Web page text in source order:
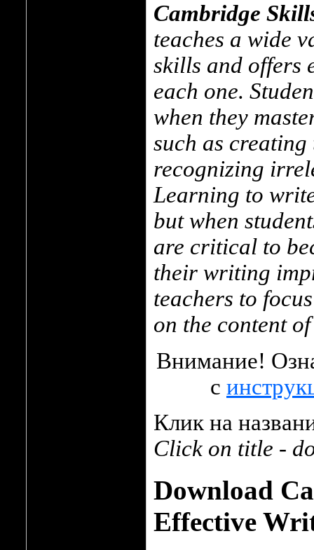
Cambridge
teaches a wide
skills and offers
each one.
when they
such as creating
recognizing
Learning to
but when
are critical to
their writing
teachers to
on the content
Внимание!
с
Клик на
Click on title -
Download
Effective